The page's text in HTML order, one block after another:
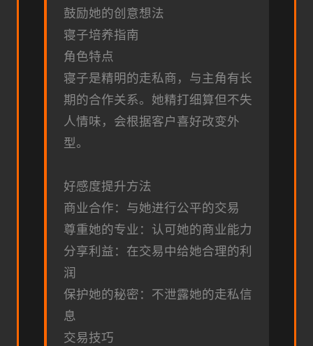
鼓励她的创意想法
寝子培养指南
角色特点
寝子是精明的走私商，与主角有长
期的合作关系。她精打细算但不失
人情味，会根据客户喜好改变外
型。
好感度提升方法
商业合作：与她进行公平的交易
尊重她的专业：认可她的商业能力
分享利益：在交易中给她合理的利
润
保护她的秘密：不泄露她的走私信
息
交易技巧